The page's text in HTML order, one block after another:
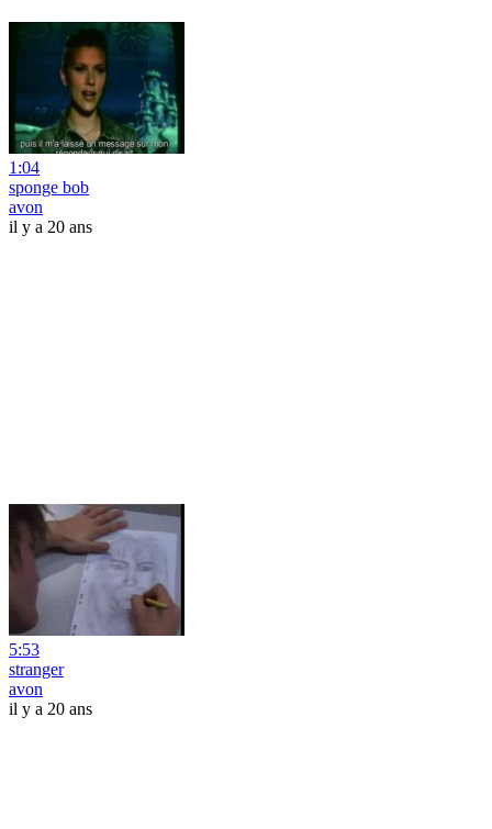
1:04
sponge bob
avon
il y a 20 ans
5:53
stranger
avon
il y a 20 ans